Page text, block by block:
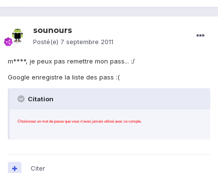
sounours
Posté(e) 7 septembre 2011
m****, je peux pas remettre mon pass... :/
Google enregistre la liste des pass :(
Citation
Choisissez un mot de passe que vous n'avez jamais utilisé avec ce compte.
Citer